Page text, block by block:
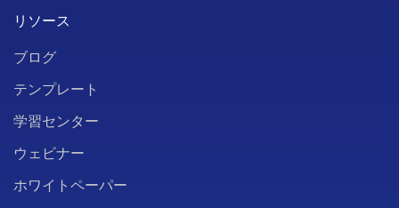
リソース
ブログ
テンプレート
学習センター
ウェビナー
ホワイトペーパー